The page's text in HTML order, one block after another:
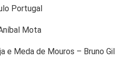
Portugal
Mota
e Meda de Mouros – Bruno Gil